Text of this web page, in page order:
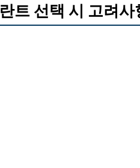
트 선택 시 고려사